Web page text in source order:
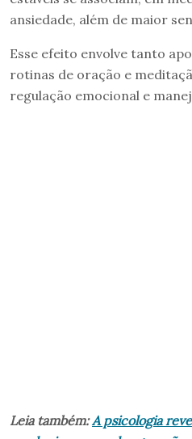
ansiedade, além de maior
Esse efeito envolve tanto
rotinas de oração e
regulação emocional e
Leia também:A psicologia